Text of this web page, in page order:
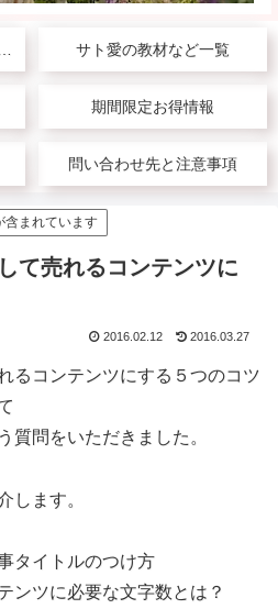
サト愛の教材など一覧
期間限定お得情報
問い合わせ先と注意事項
含まれています
て売れるコンテンツに
2016.02.12 2016.03.27
るコンテンツにする５つのコツ
質問をいただきました。
します。
タイトルのつけ方
ンツに必要な文字数とは？